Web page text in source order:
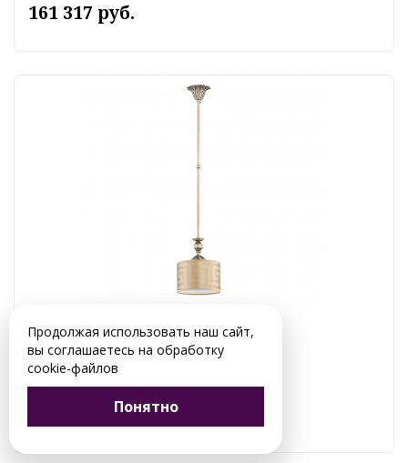
161 317 руб.
Люстра Kutek Farini FAR-ZW-1 (P/A) New
49 572 руб.
Продолжая использовать наш сайт,
вы соглашаетесь на обработку
cookie-файлов
Понятно